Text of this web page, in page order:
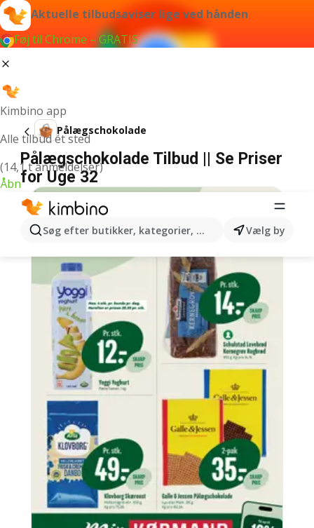
Aktuelle tilbudsaviser lige ved hånden
Føj til Chrome – GRATIS
Kimbino app
Alle tilbud ét sted
(14,1 t anmeldelser)
Åbn
Søg efter butikker, kategorier, produkter...Vælg by
Pålægschokolade
Pålægschokolade Tilbud || Se Priser
for Uge 32